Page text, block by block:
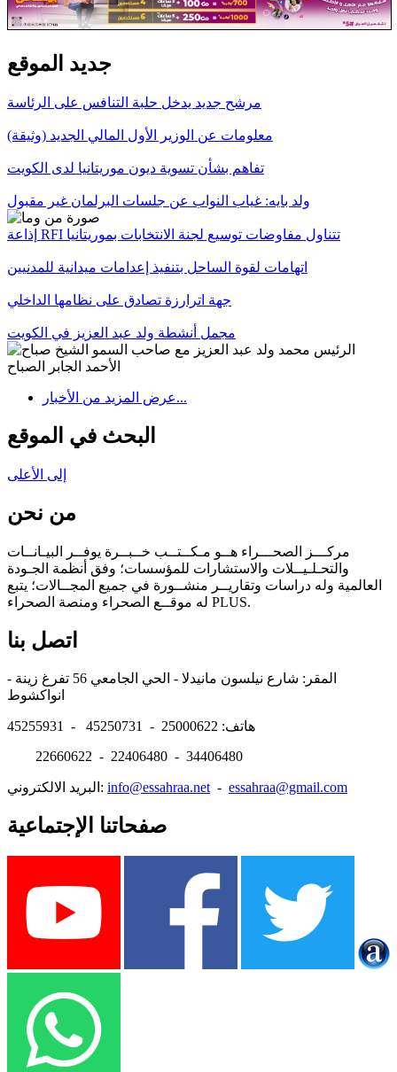
جديد الموقع
مرشح جديد يدخل حلبة التنافس على الرئاسة
معلومات عن الوزير الأول المالي الجديد (وثيقة)
تفاهم بشأن تسوية ديون موريتانيا لدى الكويت
ولد بايه: غياب النواب عن جلسات البرلمان غير مقبول
إذاعة RFI تتناول مفاوضات توسيع لجنة الانتخابات بموريتانيا
اتهامات لقوة الساحل بتنفيذ إعدامات ميدانية للمدنيين
جهة اترارزة تصادق على نظامها الداخلي
مجمل أنشطة ولد عبد العزيز في الكويت
عرض المزيد من الأخبار...
البحث في الموقع
إلى الأعلى
من نحن
مركـــز الصحـــراء هــو مـكــتــب خــبــرة يوفــر البيـانــات
والتحـلـيــلات والاستشارات للمؤسسات؛ وفق أنظمة الجـودة
العالمية وله دراسات وتقاريــر منشــورة في جميع المجــالات؛ يتبع
له موقــع الصحراء ومنصة الصحراء PLUS.
اتصل بنا
المقر: شارع نيلسون مانيدلا - الحي الجامعي 56 تفرغ زينة -
هاتف: 25000622 - 45250731 - 45255931
22660622 - 22406480 - 34406480
البريد الالكتروني: info@essahraa.net- essahraa@gmail.com
صفحاتنا الإجتماعية